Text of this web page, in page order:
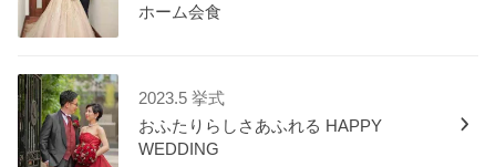
ホーム会食
2023.5 挙式
おふたりらしさあふれる HAPPY
WEDDING